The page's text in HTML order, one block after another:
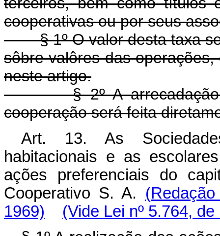
cooperativas ou por seus
§ 1º O valor desta taxa
sôbre valôres das
neste artigo.
§ 2º A arrecadação da
cooperação será feita
Art. 13. As
habitacionais e as
ações preferenciais do
Cooperativo S. A.
1969)
(Vide Lei nº 5.764, de